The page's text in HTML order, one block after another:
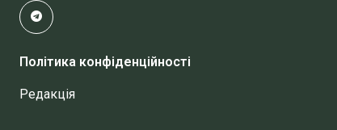
Політика конфіденційності
Редакція